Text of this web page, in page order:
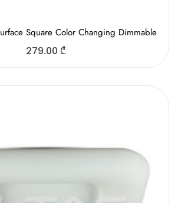
Square Color Changing Dimmable
279.00 ₾